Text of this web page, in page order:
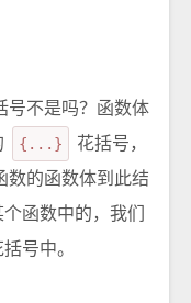
号不是吗？函数体
{...}
花括号，
数的函数体到此结
函数中的，我们
号中。